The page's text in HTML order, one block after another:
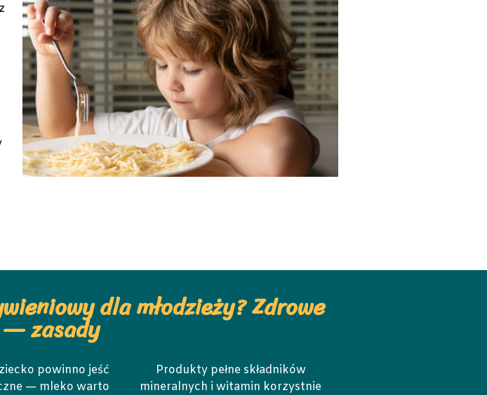
dla młodzieży? Zdrowe
zasady
powinno jeść
— mleko warto
Produkty pełne składników
mineralnych i witamin korzystnie